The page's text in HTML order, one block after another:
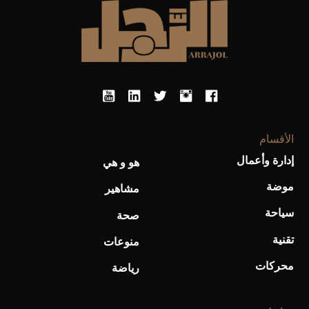
أحذية Mary Jane: ترف وأناقة للرجال
الأقسام
إدارة وأعمال
موضة
سياحة
تقنية
محركات
هو و هي
مشاهير
صحة
منوعات
رياضة